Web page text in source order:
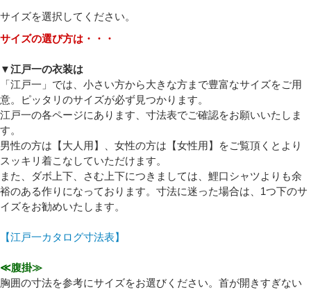
Eメール
プライバシーポリシーをご確認ください。
サイズを選択してください。
サイズの選び方は・・・
▼江戸一の衣装は
「江戸一」では、小さい方から大きな方まで豊富なサイズをご用
意。ピッタリのサイズが必ず見つかります。
江戸一の各ページにあります、寸法表でご確認をお願いいたしま
す。
男性の方は【大人用】、女性の方は【女性用】をご覧頂くとより
スッキリ着こなしていただけます。
また、ダボ上下、さむ上下につきましては、鯉口シャツよりも余
裕のある作りになっております。寸法に迷った場合は、1つ下のサ
イズをお勧めいたします。
【江戸一カタログ寸法表】
≪腹掛≫
胸囲の寸法を参考にサイズをお選びください。首が開きすぎない